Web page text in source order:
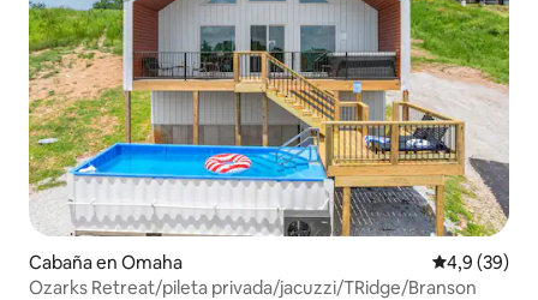
Cabaña en Omaha Calificación
4,9 (39)
Ozarks Retreat/pileta privada/jacuzzi/TRidge/Branson